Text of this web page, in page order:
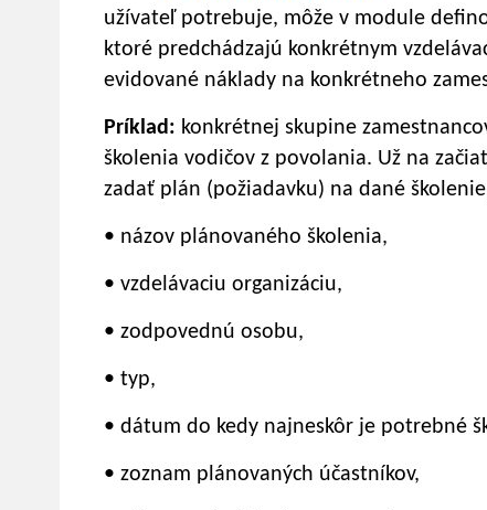
užívateľ potrebuje, môže v module
ktoré predchádzajú konkrétnym
evidované náklady na konkrétneho
Príklad: konkrétnej skupine
školenia vodičov z povolania. Už na
zadať plán (požiadavku) na dané
• názov plánovaného školenia,
• vzdelávaciu organizáciu,
• zodpovednú osobu,
• typ,
• dátum do kedy najneskôr je potrebné
• zoznam plánovaných účastníkov,